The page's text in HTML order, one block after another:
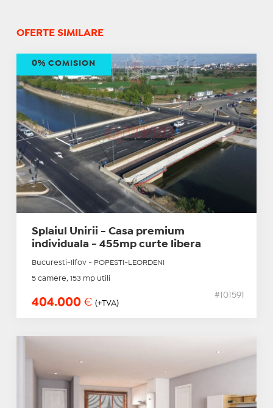
OFERTE SIMILARE
Splaiul Unirii - Casa premium
individuala - 455mp curte libera
Bucuresti-Ilfov - POPESTI-LEORDENI
5 camere, 153 mp utili
404.000 € (+TVA)
#101591
0% COMISION